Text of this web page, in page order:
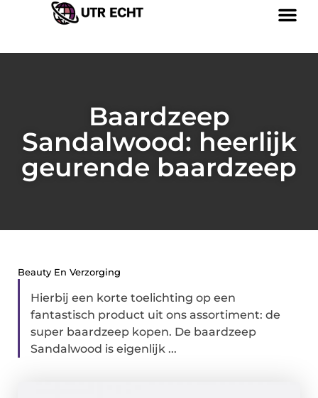
Baardzeep
Sandalwood: heerlijk
geurende baardzeep
Beauty En Verzorging
Hierbij een korte toelichting op een
fantastisch product uit ons assortiment: de
super baardzeep kopen. De baardzeep
Sandalwood is eigenlijk ...